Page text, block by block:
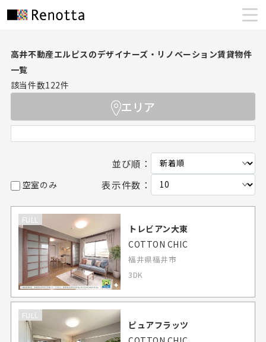
高井不動産エルピスのデザイナーズ・リノベーション賃貸物件
一覧
該当件数122件
エリア
並び順：
空室のみ 表示件数：
FULL
トレビアン大東
COTTON CHIC
福井県福井市
3DK
FULL
ピュアフラッツ